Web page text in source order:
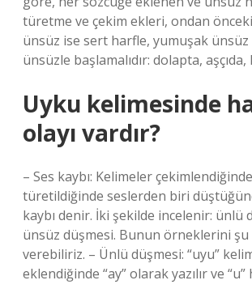
türetme ve çekim ekleri, ondan
ünsüz ise sert harfle, yumuşak
ünsüzle başlamalıdır: dolapta, aşçıda,
Uyku kelimesinde
olayı vardır?
– Ses kaybı: Kelimeler
türetildiğinde seslerden biri
kaybı denir. İki şekilde incelenir: ünlü
ünsüz düşmesi. Bunun örneklerini şu
verebiliriz. – Ünlü düşmesi: “uyu”
eklendiğinde “ay” olarak yazılır ve “u”